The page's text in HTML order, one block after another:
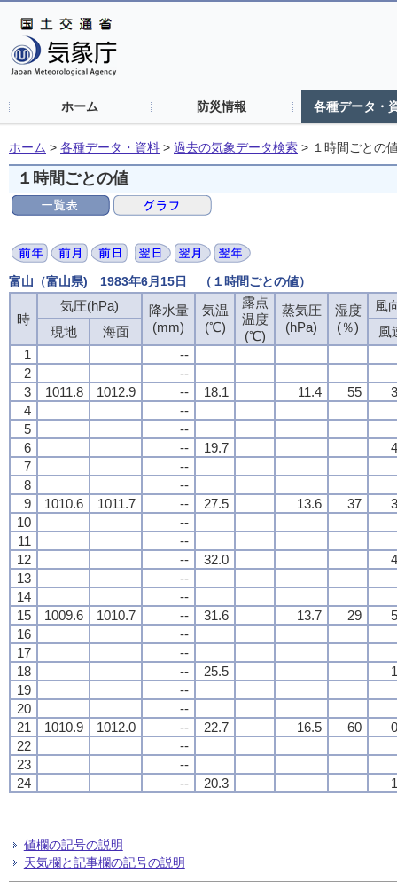
ホーム 防災情報 各種データ・
ホーム > 各種データ・資料 > 過去の気象データ検索 > １時間ごとの
１時間ごとの値
富山（富山県) 1983年6月15日 （１時間ごとの値）
時
気圧(hPa)
降水量
(mm)
気温
(℃)
露点
温度
(℃)
蒸気圧
(hPa)
湿度
(％)
風
現地
海面
風
1
--
2
--
3
1011.8 1012.9 -- 18.1 11.4 55
4
--
5
--
6
-- 19.7
7
--
8
--
9
1010.6 1011.7 -- 27.5 13.6 37
10
--
11
--
12
-- 32.0
13
--
14
--
15
1009.6 1010.7 -- 31.6 13.7 29
16
--
17
--
18
-- 25.5
19
--
20
--
21
1010.9 1012.0 -- 22.7 16.5 60
22
--
23
--
24
-- 20.3
値欄の記号の説明
天気欄と記事欄の記号の説明